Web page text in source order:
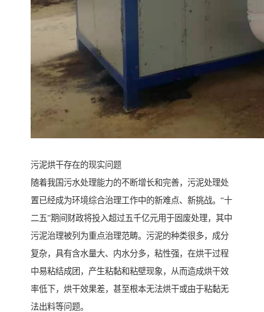
污泥烘干存在的现实问题
随着我国污水处理能力的不断增长和完善，污泥处理处
置已经成为环境综合治理工作中的新难点、新挑战。“十
二五”期间财政将投入超过五千亿元用于固废处理，其中
污泥治理被列为重点治理范畴。污泥的种类很多，成分
复杂，具有含水量大、内水分多，粘性强，在烘干过程
中易粘结成团，产生粘黏和粘壁现象，从而造成烘干效
率低下，烘干效果差，甚至根本无法烘干或由于粘黏无
法出料等问题。